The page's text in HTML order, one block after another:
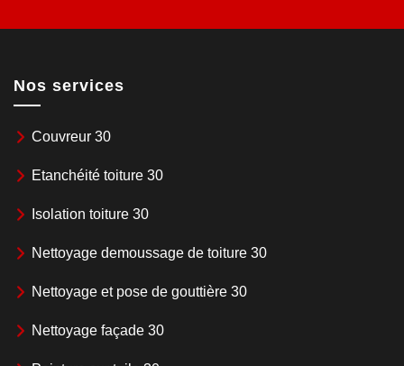
Nos services
Couvreur 30
Etanchéité toiture 30
Isolation toiture 30
Nettoyage demoussage de toiture 30
Nettoyage et pose de gouttière 30
Nettoyage façade 30